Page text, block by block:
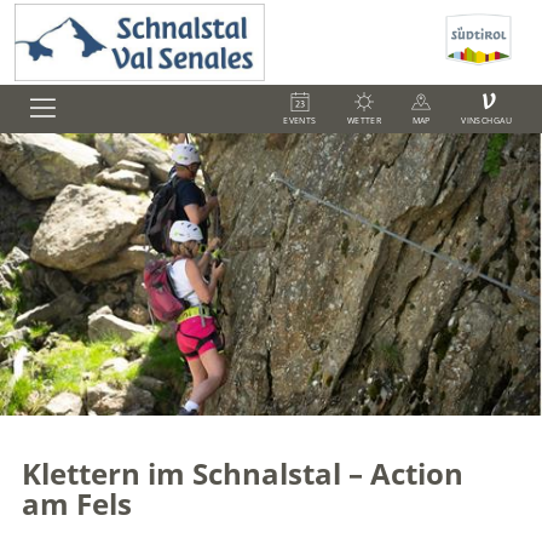
EVENTS WETTER MAP
V
VINSCHGAU
Klettern im Schnalstal – Action
am Fels